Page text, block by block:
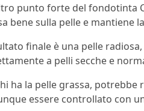
punto forte del fondotinta
bene sulla pelle e mantiene
finale è una pelle
a pelli secche e
ha la pelle grassa,
essere controllato con